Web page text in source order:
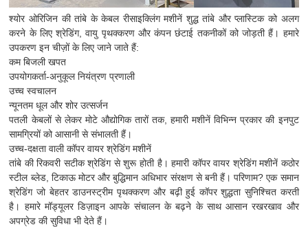
श्योर ओरिजिन की तांबे के केबल रीसाइक्लिंग मशीनें शुद्ध तांबे और प्लास्टिक को अलग
करने के लिए श्रेडिंग, वायु पृथक्करण और कंपन छंटाई तकनीकों को जोड़ती हैं। हमारे
उपकरण इन चीज़ों के लिए जाने जाते हैं:
कम बिजली खपत
उपयोगकर्ता-अनुकूल नियंत्रण प्रणाली
उच्च स्वचालन
न्यूनतम धूल और शोर उत्सर्जन
पतली केबलों से लेकर मोटे औद्योगिक तारों तक, हमारी मशीनें विभिन्न प्रकार की इनपुट
सामग्रियों को आसानी से संभालती हैं।
उच्च-दक्षता वाली कॉपर वायर श्रेडिंग मशीनें
तांबे की रिकवरी सटीक श्रेडिंग से शुरू होती है। हमारी कॉपर वायर श्रेडिंग मशीनें कठोर
स्टील ब्लेड, टिकाऊ मोटर और बुद्धिमान अधिभार संरक्षण से बनी हैं। परिणाम? एक समान
श्रेडिंग जो बेहतर डाउनस्ट्रीम पृथक्करण और बढ़ी हुई कॉपर शुद्धता सुनिश्चित करती
है। हमारे मॉड्यूलर डिज़ाइन आपके संचालन के बढ़ने के साथ आसान रखरखाव और
अपग्रेड की सुविधा भी देते हैं।